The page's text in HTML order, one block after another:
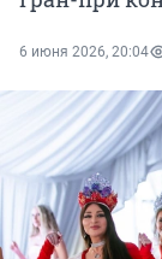
6 июня 2026, 20:04